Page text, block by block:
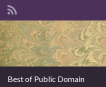
Search for:
Best of Public Domain